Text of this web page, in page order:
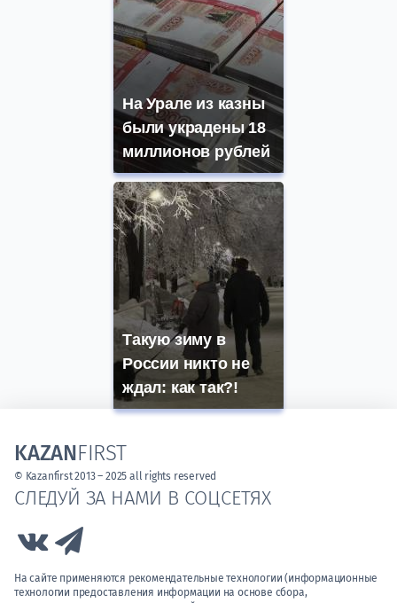
На Урале из казны
были украдены 18
миллионов рублей
Такую зиму в
России никто не
ждал: как так?!
СЛЕДУЙ ЗА НАМИ В СОЦСЕТЯХ
Link to Vk
На сайте применяются рекомендательные технологии (информационные
технологии предоставления информации на основе сбора,
KAZANFIRST
© Kazanfirst 2013 – 2025 all rights reserved